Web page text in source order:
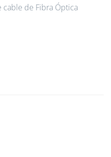
de Fibra Óptica